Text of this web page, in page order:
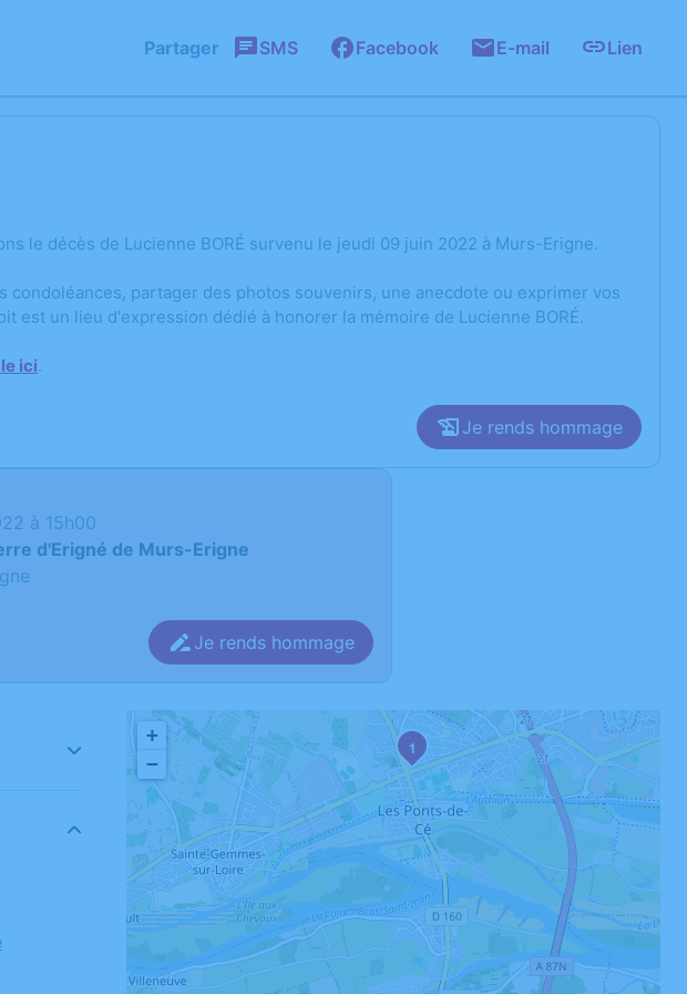
Partager SMS Facebook E-mail Lien
le décès de Lucienne BORÉ survenu le jeudi 09 juin 2022 à Murs-Erigne.
partager des photos souvenirs, une anecdote ou exprimer vos
est un lieu d'expression dédié à honorer la mémoire de Lucienne BORÉ.
ici.
Je rends hommage
à 15h00
d'Erigné de Murs-Erigne
Je rends hommage
1
+
−